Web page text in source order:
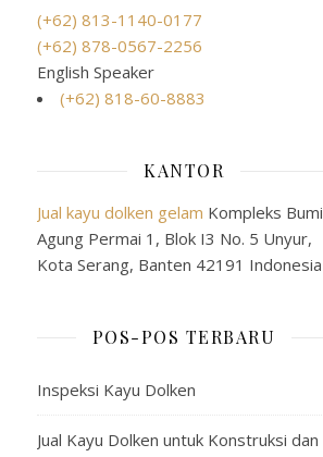
DEMAK,DEMAK, JAKARTA
(+62) 813-1140-0177
(+62) 878-0567-2256
English Speaker
(+62) 818-60-8883
KANTOR
Jual kayu dolken gelam Kompleks Bumi
Agung Permai 1, Blok I3 No. 5 Unyur,
Kota Serang, Banten 42191 Indonesia
POS-POS TERBARU
Inspeksi Kayu Dolken
Jual Kayu Dolken untuk Konstruksi dan